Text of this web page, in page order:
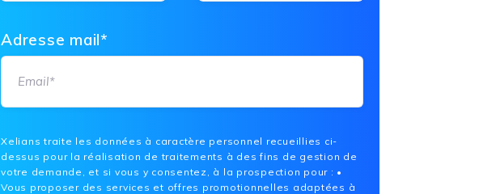
Adresse mail*
Xelians traite les données à caractère personnel recueillies ci-
dessus pour la réalisation de traitements à des fins de gestion de
votre demande, et si vous y consentez, à la prospection pour : •
Vous proposer des services et offres promotionnelles adaptées à